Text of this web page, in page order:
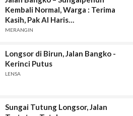
Kembali Normal, Warga : Terima
Kasih, Pak Al Haris…
MERANGIN
Longsor di Birun, Jalan Bangko -
Kerinci Putus
LENSA
Sungai Tutung Longsor, Jalan